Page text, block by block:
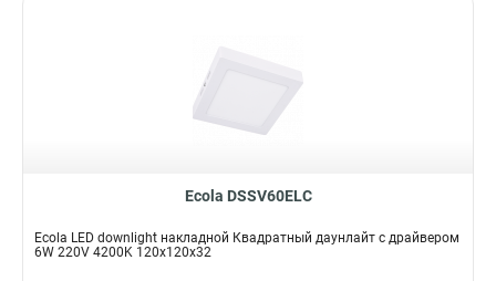
Ecola DSSV60ELC
Ecola LED downlight накладной Квадратный даунлайт с драйвером
6W 220V 4200K 120x120x32